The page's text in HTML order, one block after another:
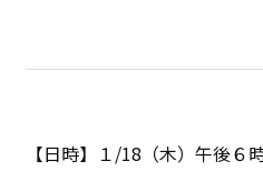
【日時】１/18（木）午後６